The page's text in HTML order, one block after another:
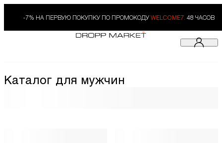
-7% НА ПЕРВУЮ ПОКУПКУ ПО ПРОМОКОДУ WELCOME7. 48 ЧАСОВ
Каталог для мужчин